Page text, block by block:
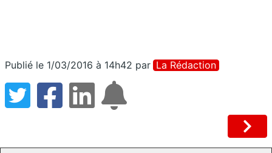
Publié le 1/03/2016 à 14h42 par La Rédaction